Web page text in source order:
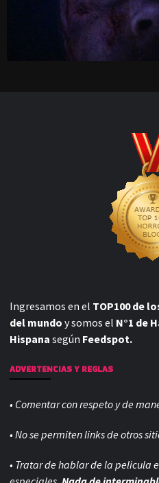
Ingresamos en el TOP100 de
del mundo y somos el N°1 de
Hispana según Feedspot.
ADVERTENCIAS Y REGLAS
• Comentar con respeto y de
• No se permiten links de otros
• Tratar de hablar de la pelicula